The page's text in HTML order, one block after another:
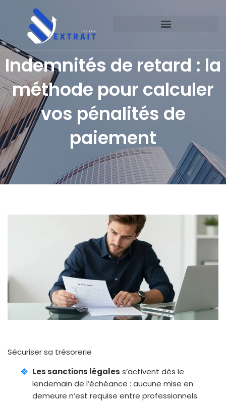
Indemnités de retard : la
méthode pour calculer
vos pénalités de
paiement
Sécuriser sa trésorerie
Les sanctions légales s’activent dès le
lendemain de l’échéance : aucune mise en
demeure n’est requise entre professionnels.